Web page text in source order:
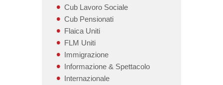
Cub Lavoro Sociale
Cub Pensionati
Flaica Uniti
FLM Uniti
Immigrazione
Informazione & Spettacolo
Internazionale